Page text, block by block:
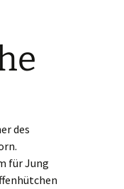
des
für Jung